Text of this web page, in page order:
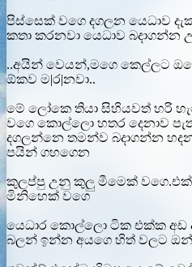
පිස්සෙක් වගෙ දගලන යෙධාව
කතා කරනවා යෙධාව බදාගන්න
..අයින් වෙයන්,මගෙ කෙල්ලට
ඕකව ම|ර|නවා..
මේ ලෝකෙ තියා සිහියවත් හරි
වගෙ කොල්ලො හතර දෙනාව
දගලන්නෙ තමන්ව බදාගන්න
පයින් ගහගෙන
කුලප්පු උනු කුලු මීමෙක්
මිනිහෙක් වගෙ
යෙධාර කොල්ලො ටික එක්ක අඩ
බලන් ඉන්න අයගෙ හිත් වලට